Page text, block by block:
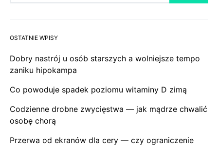
OSTATNIE WPISY
Dobry nastrój u osób starszych a wolniejsze tempo
zaniku hipokampa
Co powoduje spadek poziomu witaminy D zimą
Codzienne drobne zwycięstwa — jak mądrze chwalić
osobę chorą
Przerwa od ekranów dla cery — czy ograniczenie